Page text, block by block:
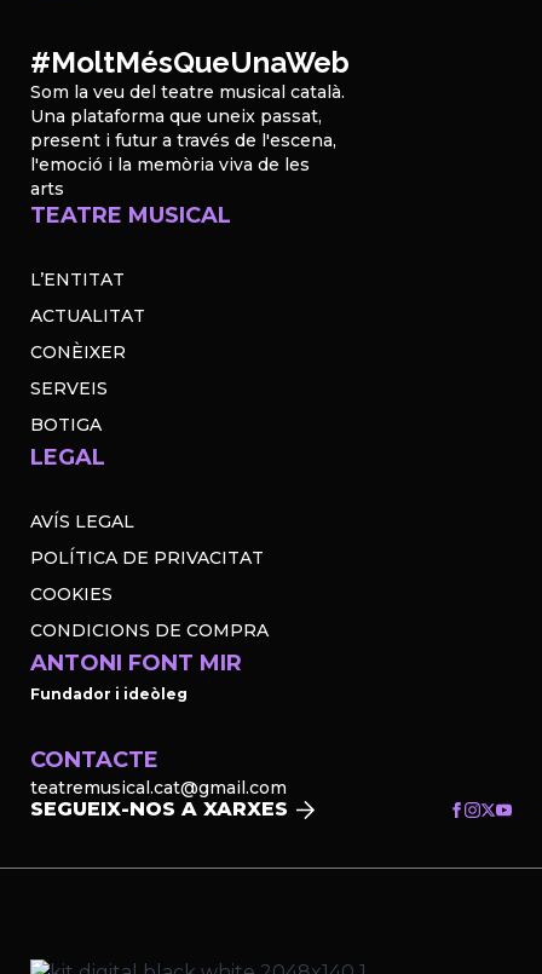
#MoltMésQueUnaWeb
Som la veu del teatre musical català.
Una plataforma que uneix passat,
present i futur a través de l'escena,
l'emoció i la memòria viva de les
arts
TEATRE MUSICAL
L’ENTITAT
ACTUALITAT
CONÈIXER
SERVEIS
BOTIGA
LEGAL
AVÍS LEGAL
POLÍTICA DE PRIVACITAT
COOKIES
CONDICIONS DE COMPRA
ANTONI FONT MIR
Fundador i ideòleg
CONTACTE
teatremusical.cat@gmail.com
SEGUEIX-NOS A XARXES